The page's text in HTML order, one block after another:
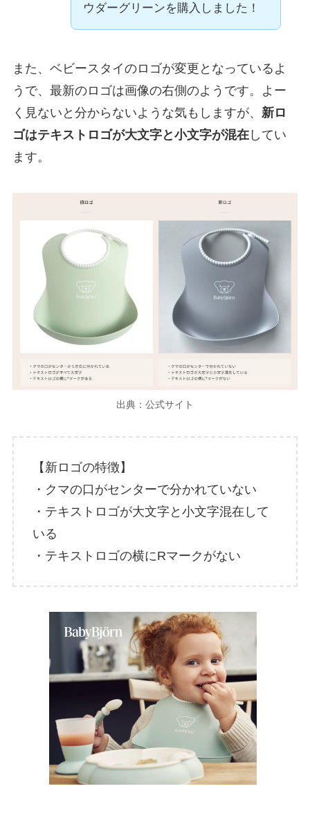
ウダーグリーンを購入しました！
また、ベビースタイのロゴが変更となっているよ
うで、最新のロゴは画像の右側のようです。よー
く見ないと分からないような気もしますが、 新ロ
ゴはテキストロゴが大文字と小文字が混在してい
ます。
出典：公式サイト
【新ロゴの特徴】
・クマの口がセンターで分かれていない
・テキストロゴが大文字と小文字混在して
いる
・テキストロゴの横にRマークがない